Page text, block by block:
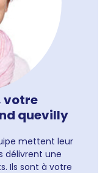
votre
quevilly
mettent leur
délivrent une
Ils sont à votre